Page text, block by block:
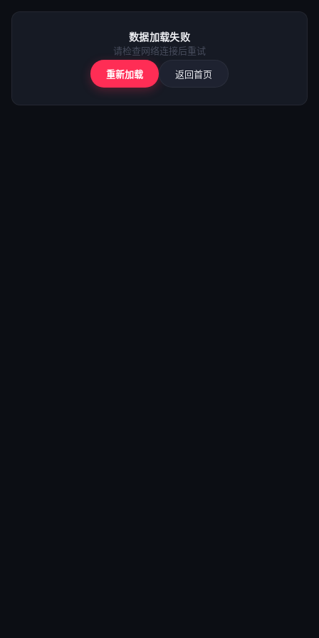
⚠️
数据加载失败
请检查网络连接后重试
重新加载 返回首页